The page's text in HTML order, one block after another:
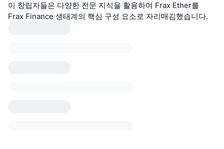
이 창립자들은 다양한 전문 지식을 활용하여 Frax Ether를
Frax Finance 생태계의 핵심 구성 요소로 자리매김했습니다.